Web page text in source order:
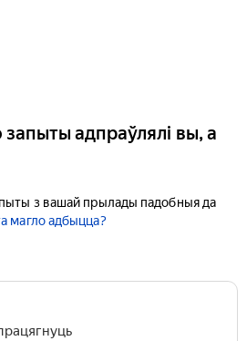
адпраўлялі вы, а
з вашай прылады падобныя да
магло адбыцца?